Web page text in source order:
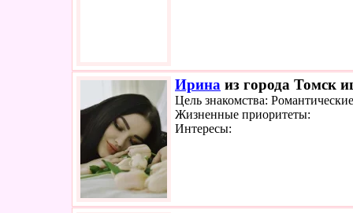
Ирина из города Томск
Цель знакомства:
Жизненные приоритеты:
Интересы: